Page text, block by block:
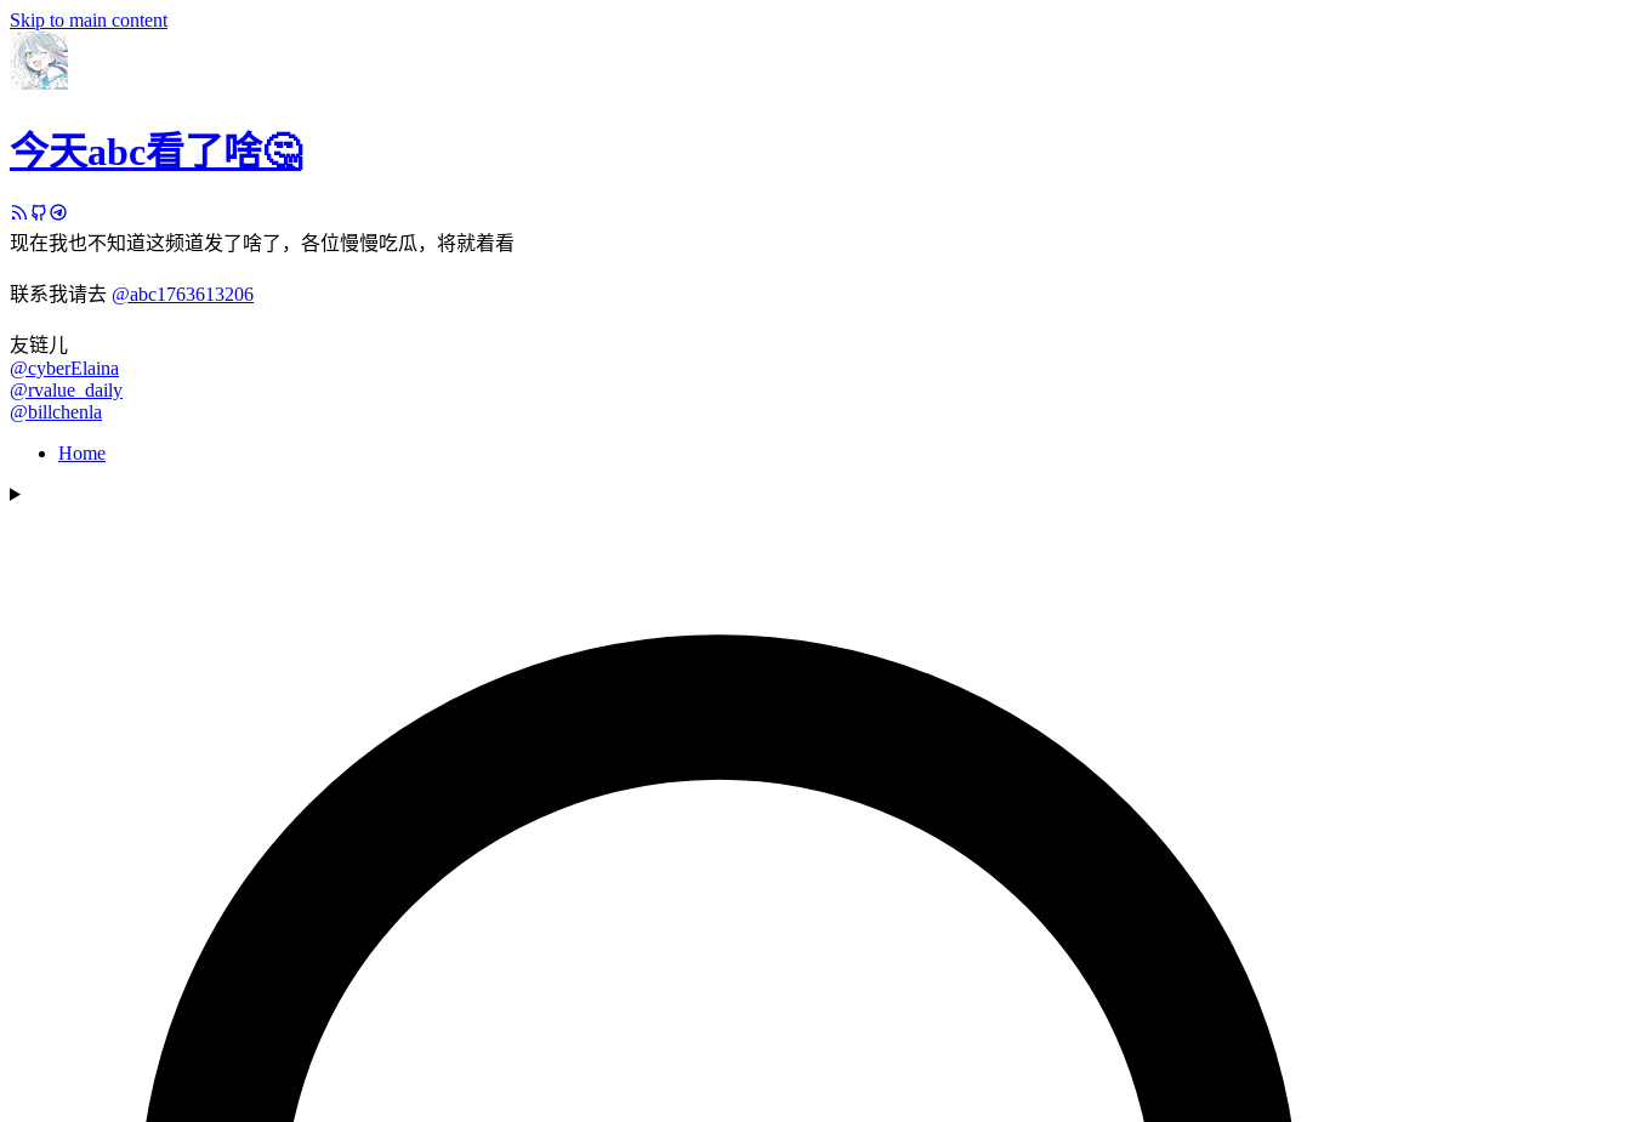
Skip to main content
今天abc看了啥🤔
现在我也不知道这频道发了啥了，各位慢慢吃瓜，将就着看
联系我请去 @abc1763613206
友链儿
@cyberElaina
@rvalue_daily
@billchenla
Home